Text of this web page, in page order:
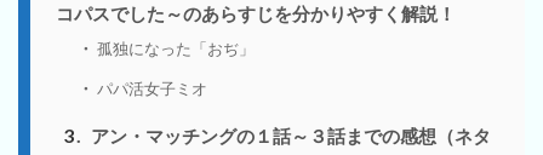
コパスでした～のあらすじを分かりやすく解説！
孤独になった「おぢ」
パパ活女子ミオ
3
アン・マッチングの１話～３話までの感想（ネタ